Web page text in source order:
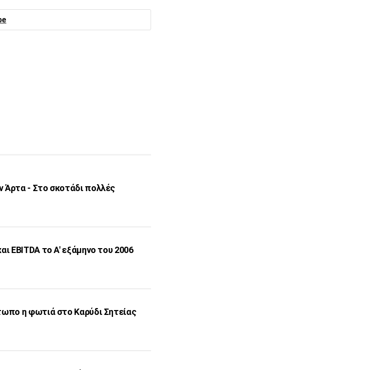
Άρτα - Στο σκοτάδι πολλές
EBITDA το Α' εξάμηνο του 2006
η φωτιά στο Καρύδι Σητείας